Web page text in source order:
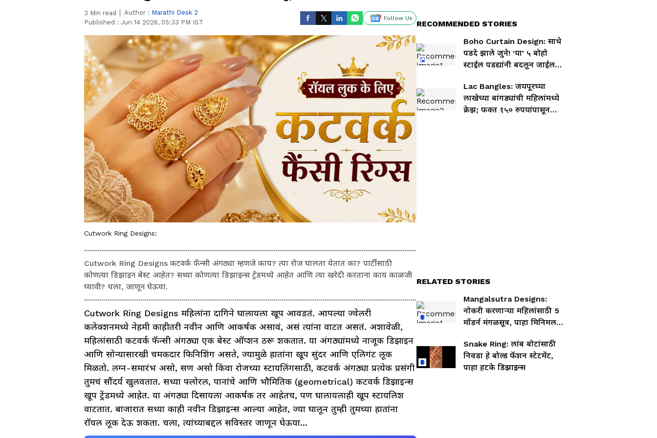
3 Min read Author : Marathi Desk 2
Published : Jun 14 2026, 05:33 PM IST
Follow Us
Cutwork Ring Designs:
Cutwork Ring Designs कटवर्क फॅन्सी अंगठ्या म्हणजे काय? त्या रोज घालता येतात का? पार्टीसाठी
कोणत्या डिझाइन बेस्ट आहेत? सध्या कोणत्या डिझाइन्स ट्रेंडमध्ये आहेत आणि त्या खरेदी करताना काय काळजी
घ्यावी? चला, जाणून घेऊया.
Cutwork Ring Designs महिलांना दागिने घालायला खूप आवडतं. आपल्या ज्वेलरी
कलेक्शनमध्ये नेहमी काहीतरी नवीन आणि आकर्षक असावं, असं त्यांना वाटत असतं. अशावेळी,
महिलांसाठी कटवर्क फॅन्सी अंगठ्या एक बेस्ट ऑप्शन ठरू शकतात. या अंगठ्यांमध्ये नाजूक डिझाइन
आणि सोन्यासारखी चमकदार फिनिशिंग असते, ज्यामुळे हातांना खूप सुंदर आणि एलिगंट लूक
मिळतो. लग्न-समारंभ असो, सण असो किंवा रोजच्या स्टायलिंगसाठी, कटवर्क अंगठ्या प्रत्येक प्रसंगी
तुमचं सौंदर्य खुलवतात. सध्या फ्लोरल, पानांचे आणि भौमितिक (geometrical) कटवर्क डिझाइन्स
खूप ट्रेंडमध्ये आहेत. या अंगठ्या दिसायला आकर्षक तर आहेतच, पण घालायलाही खूप स्टायलिश
वाटतात. बाजारात सध्या काही नवीन डिझाइन्स आल्या आहेत, ज्या घालून तुम्ही तुमच्या हातांना
रॉयल लूक देऊ शकता. चला, त्यांच्याबद्दल सविस्तर जाणून घेऊया...
RECOMMENDED STORIES
Boho Curtain Design: साधे
पडदे झाले जुने! 'या' ५ बोहो
स्टाईल पडद्यांनी बदलून जाईल
Lac Bangles: जयपूरच्या
लाखेच्या बांगड्यांची महिलांमध्ये
क्रेझ; फक्त १५० रुपयांपासून